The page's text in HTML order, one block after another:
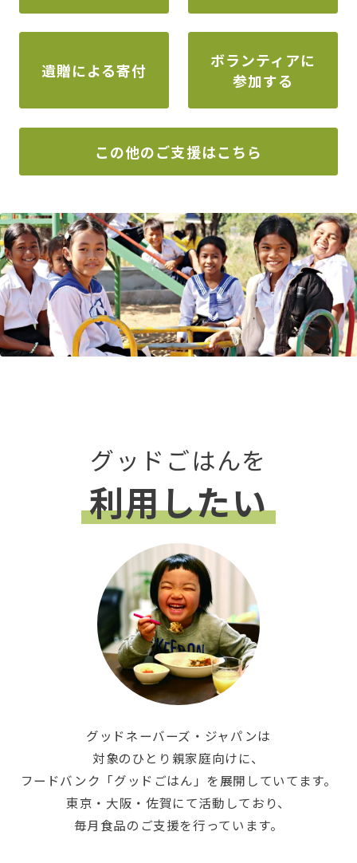
遺贈による寄付
ボランティアに
参加する
この他のご支援はこちら
グッドごはんを
利用したい
グッドネーバーズ・ジャパンは
対象のひとり親家庭向けに、
フードバンク「グッドごはん」を展開していてます。
東京・大阪・佐賀にて活動しており、
毎月食品のご支援を行っています。